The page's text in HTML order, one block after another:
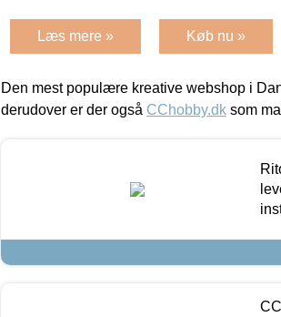
Læs mere » Køb nu »
Den mest populære kreative webshop i
derudover er der også CChobby.dk som